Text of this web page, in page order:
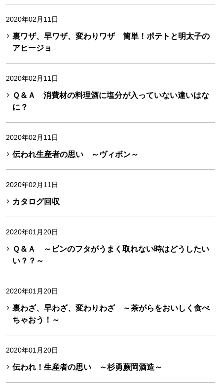
2020年02月11日
裏ワザ、早ワザ、変わりワザ 簡単！ポテトと明太子の
アヒージョ
2020年02月11日
Ｑ＆Ａ 消費材の料理酒に塩分が入っていない違いはな
に？
2020年02月11日
伝われ生産者の思い ～ヴィボン～
2020年02月11日
カタログ回収
2020年01月20日
Ｑ＆Ａ ～ビンのフタがうまく取れない時はどうしたい
い？？～
2020年01月20日
裏わざ、早わざ、変わりわざ ～茶がらをおいしく食べ
ちゃおう！～
2020年01月20日
伝われ！生産者の思い ～杉勇蕨岡酒造～